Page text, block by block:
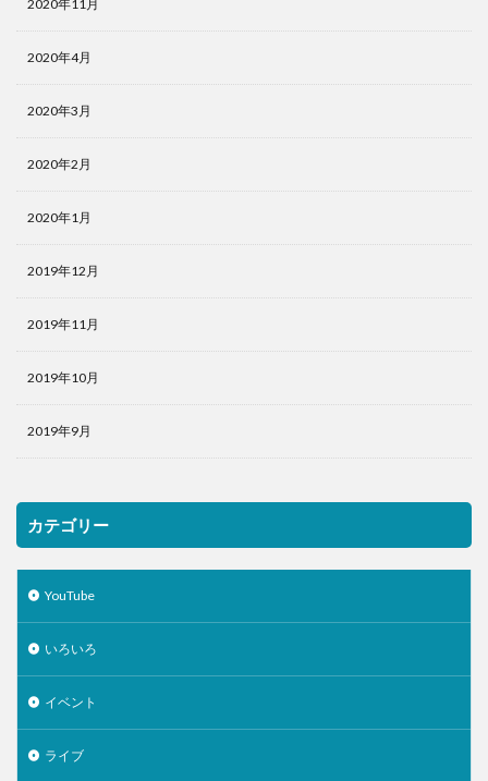
2020年11月
2020年4月
2020年3月
2020年2月
2020年1月
2019年12月
2019年11月
2019年10月
2019年9月
カテゴリー
YouTube
いろいろ
イベント
ライブ